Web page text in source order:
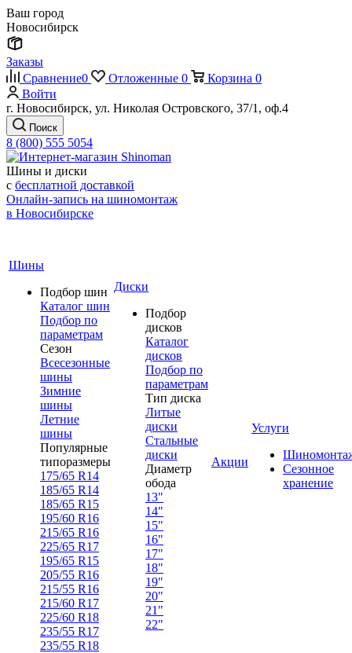
Ваш город
Новосибирск
Заказы
Сравнение0 Отложенные 0 Корзина 0
Войти
г. Новосибирск, ул. Николая Островского, 37/1, оф.4
Поиск
8 (800) 555 5054
Шины и диски
с бесплатной доставкой
Онлайн-запись на шиномонтаж
в Новосибирске
Шины
Подбор шин
Каталог шин
Подбор по
параметрам
Сезон
Всесезонные
шины
Зимние
шины
Летние
шины
Популярные
типоразмеры
175/65 R14
185/65 R14
185/65 R15
195/60 R16
215/65 R16
225/65 R17
195/65 R15
205/55 R16
215/55 R16
215/60 R17
225/60 R18
235/55 R17
235/55 R18
Диски
Подбор
дисков
Каталог
дисков
Подбор по
параметрам
Тип диска
Литые
диски
Стальные
диски
Диаметр
обода
13"
14"
15"
16"
17"
18"
19"
20"
21"
22"
Акции
Услуги
Сезонное
хранение